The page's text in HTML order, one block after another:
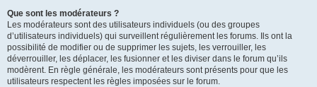
Que sont les modérateurs ?
Les modérateurs sont des utilisateurs individuels (ou des groupes
d’utilisateurs individuels) qui surveillent régulièrement les forums. Ils ont la
possibilité de modifier ou de supprimer les sujets, les verrouiller, les
déverrouiller, les déplacer, les fusionner et les diviser dans le forum qu’ils
modèrent. En règle générale, les modérateurs sont présents pour que les
utilisateurs respectent les règles imposées sur le forum.